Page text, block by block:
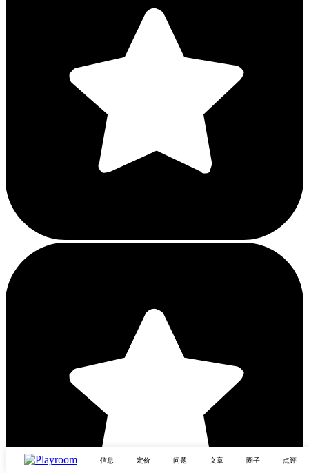
信息 定价 问题 文章 圈子 点评